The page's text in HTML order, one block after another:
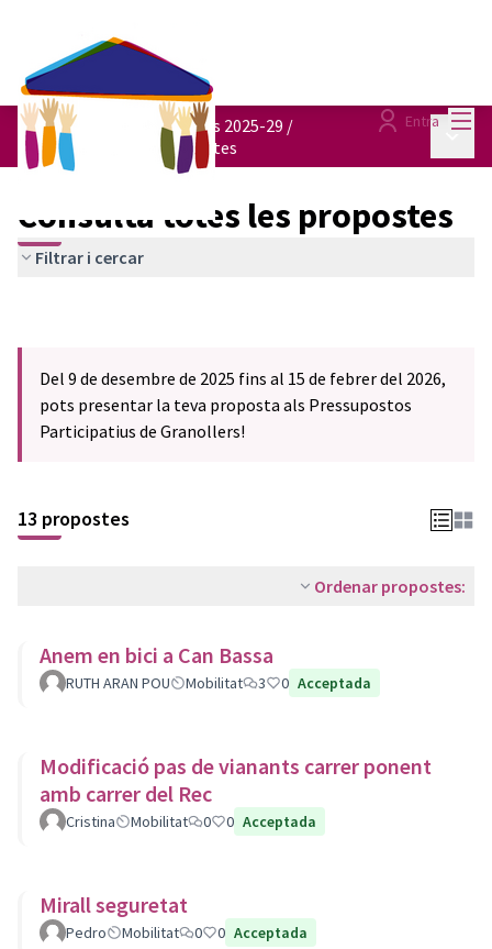
Entra
Pressupostos participatius 2025-29 /
Consulta totes les propostes
Consulta totes les propostes
Filtrar i cercar
Del 9 de desembre de 2025 fins al 15 de febrer del 2026,
pots presentar la teva proposta als Pressupostos
Participatius de Granollers!
13 propostes
Ordenar propostes:
Anem en bici a Can Bassa
RUTH ARAN POU Mobilitat 3 0 Acceptada
Modificació pas de vianants carrer ponent
amb carrer del Rec
Cristina Mobilitat 0 0 Acceptada
Mirall seguretat
Pedro Mobilitat 0 0 Acceptada